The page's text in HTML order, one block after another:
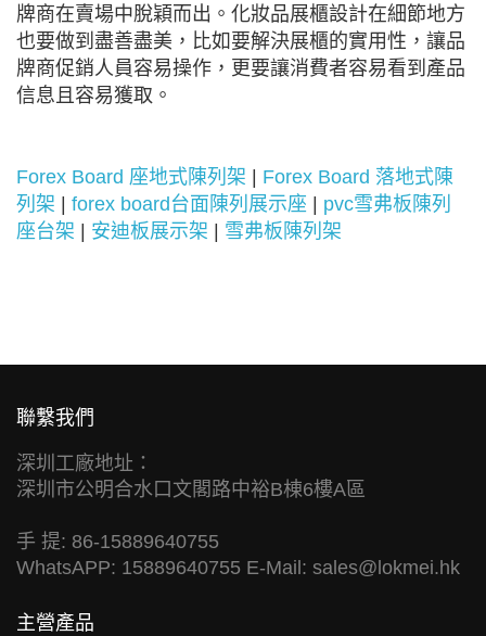
牌商在賣場中脫穎而出。化妝品展櫃設計在細節地方
也要做到盡善盡美，比如要解決展櫃的實用性，讓品
牌商促銷人員容易操作，更要讓消費者容易看到產品
信息且容易獲取。
Forex Board 座地式陳列架
Forex Board 落地式陳
列架
forex board台面陳列展示座
pvc雪弗板陳列
座台架
安迪板展示架 雪弗板陳列架
聯繫我們
深圳工廠地址：
深圳市公明合水口文閣路中裕B棟6樓A區
手 提: 86-15889640755
WhatsAPP: 15889640755 E-Mail: sales@lokmei.hk
主營產品